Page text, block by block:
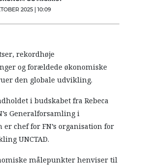
2025 | 10:09
rekordhøje
og forældede økonomiske
den globale udvikling.
i budskabet fra Rebeca
Generalforsamling i
er chef for FN’s organisation for
UNCTAD.
målepunkter henviser til